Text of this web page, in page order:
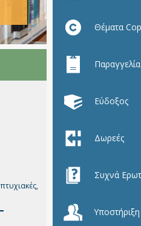
Θέματα
Εύδοξος
Δωρεές
Συχνά